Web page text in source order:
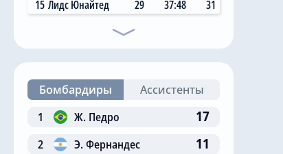
в
звезду
«привозов» в «Челси»
самый «старый дядя» в
клубе
15 Лидс Юнайтед 29 37:48 31
Бомбардиры
Ассистенты
1
Ж. Педро 17
2 Э. Фернандес 11